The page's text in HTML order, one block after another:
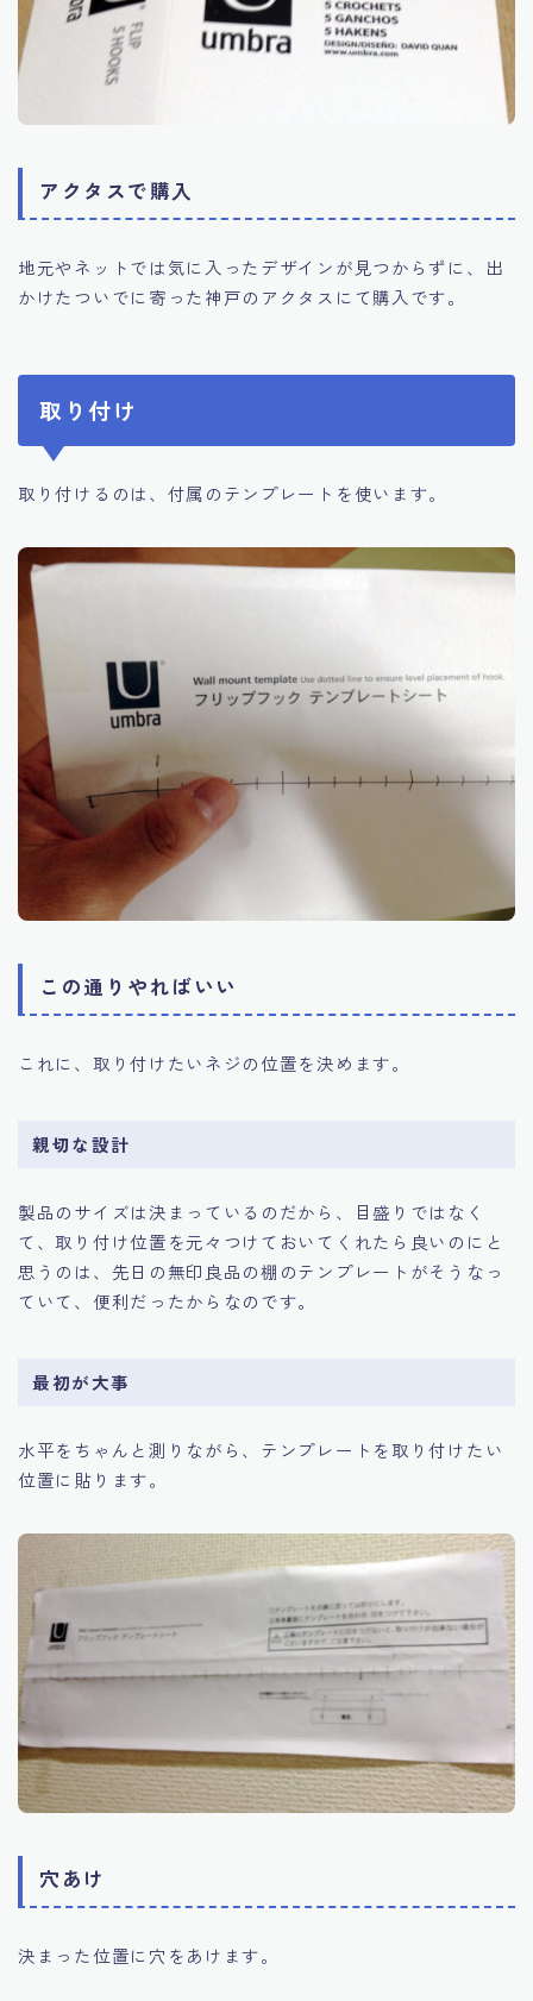
アクタスで購入
地元やネットでは気に入ったデザインが見つからずに、出
かけたついでに寄った神戸のアクタスにて購入です。
取り付け
取り付けるのは、付属のテンプレートを使います。
この通りやればいい
これに、取り付けたいネジの位置を決めます。
親切な設計
製品のサイズは決まっているのだから、目盛りではなく
て、取り付け位置を元々つけておいてくれたら良いのにと
思うのは、先日の無印良品の棚のテンプレートがそうなっ
ていて、便利だったからなのです。
最初が大事
水平をちゃんと測りながら、テンプレートを取り付けたい
位置に貼ります。
穴あけ
決まった位置に穴をあけます。